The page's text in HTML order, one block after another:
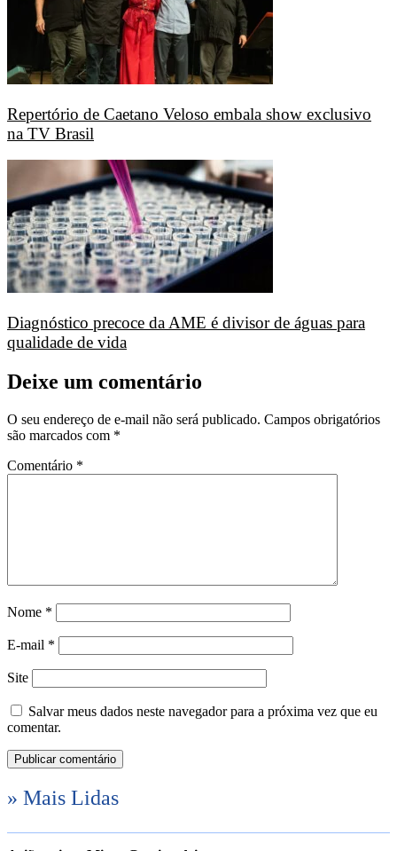
Repertório de Caetano Veloso embala show exclusivo
na TV Brasil
Diagnóstico precoce da AME é divisor de águas para
qualidade de vida
Deixe um comentário
O seu endereço de e-mail não será publicado. Campos obrigatórios
são marcados com *
Comentário *
Nome *
E-mail *
Site
Salvar meus dados neste navegador para a próxima vez que eu
comentar.
» Mais Lidas